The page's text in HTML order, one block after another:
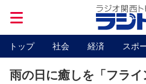
トップ 社会 経済 スポ
雨の日に癒しを「フラ